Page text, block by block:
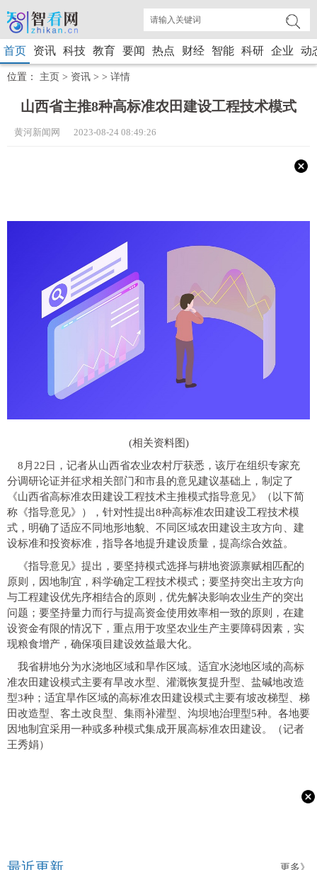
首页 资讯 科技 教育 要闻 热点 财经 智能 科研 企业 动
位置： 主页 > 资讯 > > 详情
山西省主推8种高标准农田建设工程技术模式
黄河新闻网 2023-08-24 08:49:26
(相关资料图)
8月22日，记者从山西省农业农村厅获悉，该厅在组织专家充
分调研论证并征求相关部门和市县的意见建议基础上，制定了
《山西省高标准农田建设工程技术主推模式指导意见》（以下简
称《指导意见》），针对性提出8种高标准农田建设工程技术模
式，明确了适应不同地形地貌、不同区域农田建设主攻方向、建
设标准和投资标准，指导各地提升建设质量，提高综合效益。
《指导意见》提出，要坚持模式选择与耕地资源禀赋相匹配的
原则，因地制宜，科学确定工程技术模式；要坚持突出主攻方向
与工程建设优先序相结合的原则，优先解决影响农业生产的突出
问题；要坚持量力而行与提高资金使用效率相一致的原则，在建
设资金有限的情况下，重点用于攻坚农业生产主要障碍因素，实
现粮食增产，确保项目建设效益最大化。
我省耕地分为水浇地区域和旱作区域。适宜水浇地区域的高标
准农田建设模式主要有旱改水型、灌溉恢复提升型、盐碱地改造
型3种；适宜旱作区域的高标准农田建设模式主要有坡改梯型、梯
田改造型、客土改良型、集雨补灌型、沟坝地治理型5种。各地要
因地制宜采用一种或多种模式集成开展高标准农田建设。（记者
王秀娟）
更多》